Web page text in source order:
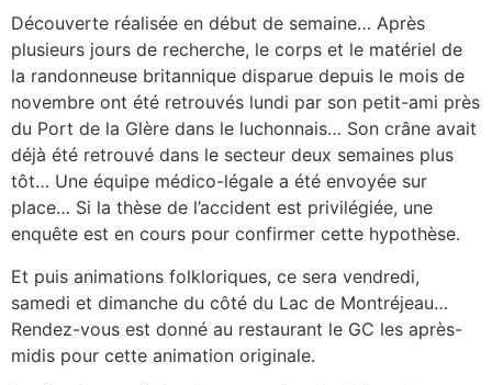
Découverte réalisée en début de semaine… Après
plusieurs jours de recherche, le corps et le matériel de
la randonneuse britannique disparue depuis le mois de
novembre ont été retrouvés lundi par son petit-ami près
du Port de la Glère dans le luchonnais… Son crâne avait
déjà été retrouvé dans le secteur deux semaines plus
tôt… Une équipe médico-légale a été envoyée sur
place… Si la thèse de l’accident est privilégiée, une
enquête est en cours pour confirmer cette hypothèse.
Et puis animations folkloriques, ce sera vendredi,
samedi et dimanche du côté du Lac de Montréjeau…
Rendez-vous est donné au restaurant le GC les après-
midis pour cette animation originale.